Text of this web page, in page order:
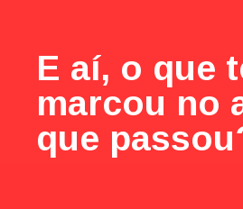
E aí, o que
marcou no
que